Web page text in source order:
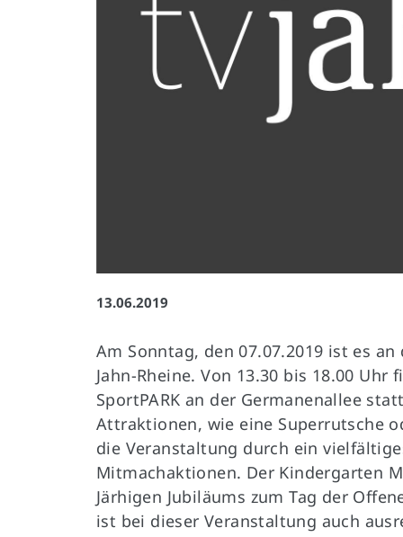
13.06.2019
Am Sonntag, den 07.07.2019 ist es
Jahn-Rheine. Von 13.30 bis 18.00
SportPARK an der Germanenallee
Attraktionen, wie eine Superrutsche
die Veranstaltung durch ein
Mitmachaktionen. Der Kindergarten
Järhigen Jubiläums zum Tag der
ist bei dieser Veranstaltung auch